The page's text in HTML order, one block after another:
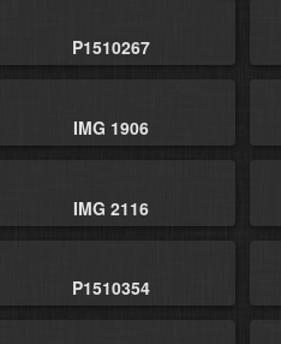
P1510267
IMG 1906
IMG 2116
P1510354